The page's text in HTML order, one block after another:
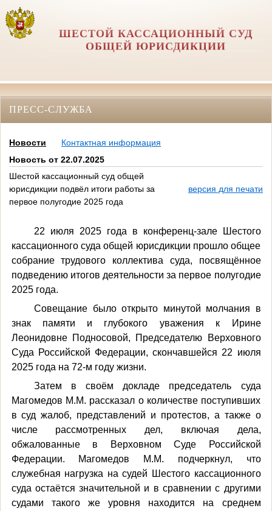
ШЕСТОЙ КАССАЦИОННЫЙ СУД
ОБЩЕЙ ЮРИСДИКЦИИ
ПРЕСС-СЛУЖБА
Новости
Контактная информация
Новость от 22.07.2025
Шестой кассационный суд общей
юрисдикции подвёл итоги работы за
первое полугодие 2025 года
версия для печати
22 июля 2025 года в конференц-зале Шестого
кассационного суда общей юрисдикции прошло общее
собрание трудового коллектива суда, посвящённое
подведению итогов деятельности за первое полугодие
2025 года.
Совещание было открыто минутой молчания в
знак памяти и глубокого уважения к Ирине
Леонидовне Подносовой, Председателю Верховного
Суда Российской Федерации, скончавшейся 22 июля
2025 года на 72-м году жизни.
Затем в своём докладе председатель суда
Магомедов М.М. рассказал о количестве поступивших
в суд жалоб, представлений и протестов, а также о
числе рассмотренных дел, включая дела,
обжалованные в Верховном Суде Российской
Федерации. Магомедов М.М. подчеркнул, что
служебная нагрузка на судей Шестого кассационного
суда остаётся значительной и в сравнении с другими
судами такого же уровня находится на среднем